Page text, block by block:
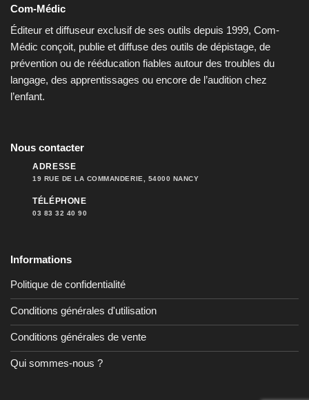
Com-Médic
Éditeur et diffuseur exclusif de ses outils depuis 1999, Com-
Médic conçoit, publie et diffuse des outils de dépistage, de
prévention ou de rééducation fiables autour des troubles du
langage, des apprentissages ou encore de l’audition chez
l’enfant.
Nous contacter
ADRESSE
19 RUE DE LA COMMANDERIE, 54000 NANCY
TÉLÉPHONE
03 83 32 40 90
Informations
Politique de confidentialité
Conditions générales d'utilisation
Conditions générales de vente
Qui sommes-nous ?